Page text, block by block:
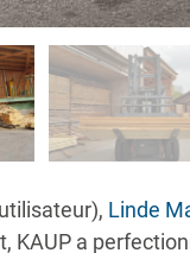
Linde
KAUP a